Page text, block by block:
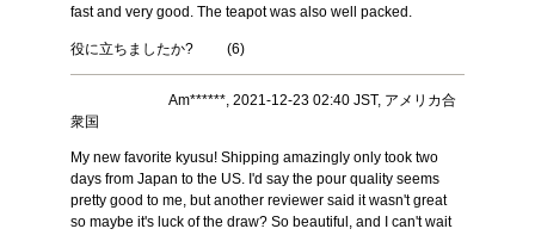
fast and very good. The teapot was also well packed.
役に立ちましたか? (6)
Am******, 2021-12-23 02:40 JST, アメリカ合
衆国
My new favorite kyusu! Shipping amazingly only took two
days from Japan to the US. I'd say the pour quality seems
pretty good to me, but another reviewer said it wasn't great
so maybe it's luck of the draw? So beautiful, and I can't wait